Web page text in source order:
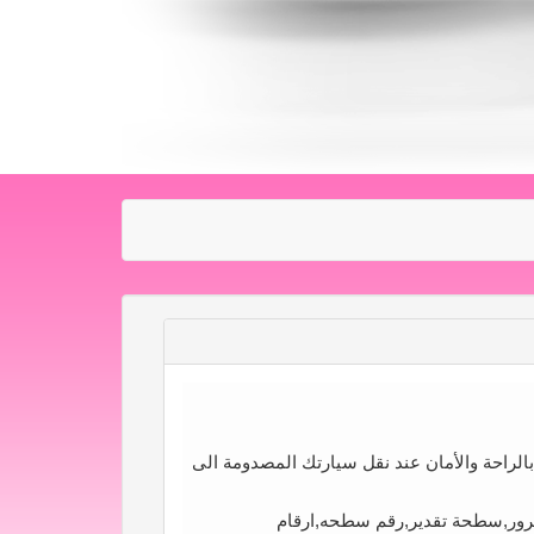
والأمان عند نقل سيارتك المصدومة الى
تقدير,رقم سطحه,ارقام